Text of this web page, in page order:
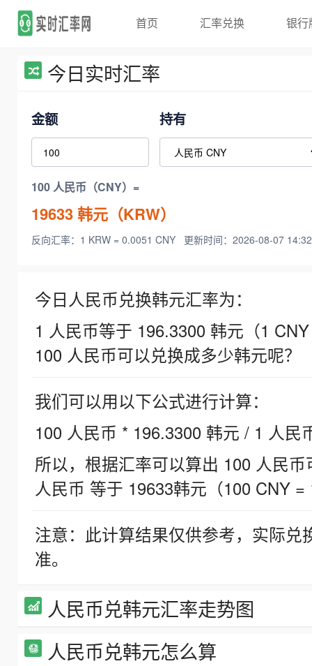
首页 汇率兑换 银行
今日实时汇率
金额 持有
100 人民币（CNY）=
19633韩元（KRW）
反向汇率：1 KRW = 0.0051 CNY 更新时间：2026-08-07
今日人民币兑换韩元汇率为：
1 人民币等于 196.3300 韩元（1
100 人民币可以兑换成多少韩元呢？
我们可以用以下公式进行计算：
100 人民币 * 196.3300 韩元 / 1 人民
所以，根据汇率可以算出 100 人民
人民币 等于 19633韩元（100 CNY =
注意：此计算结果仅供参考，实际
准。
人民币兑韩元汇率走势图
人民币兑韩元怎么算